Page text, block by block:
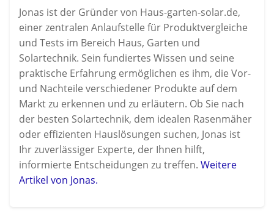
Jonas ist der Gründer von Haus-garten-solar.de,
einer zentralen Anlaufstelle für Produktvergleiche
und Tests im Bereich Haus, Garten und
Solartechnik. Sein fundiertes Wissen und seine
praktische Erfahrung ermöglichen es ihm, die Vor-
und Nachteile verschiedener Produkte auf dem
Markt zu erkennen und zu erläutern. Ob Sie nach
der besten Solartechnik, dem idealen Rasenmäher
oder effizienten Hauslösungen suchen, Jonas ist
Ihr zuverlässiger Experte, der Ihnen hilft,
informierte Entscheidungen zu treffen. Weitere
Artikel von Jonas.